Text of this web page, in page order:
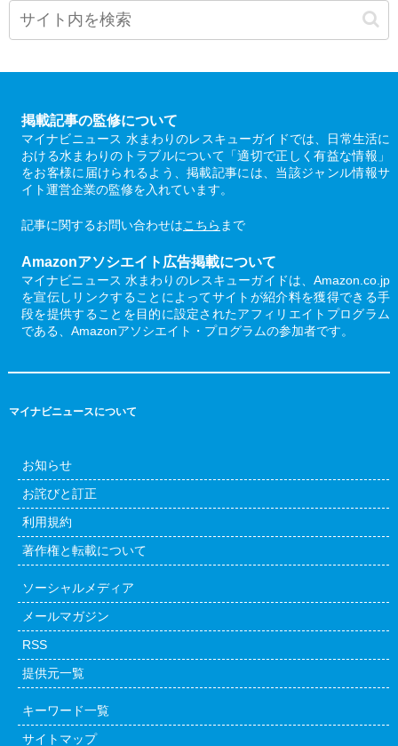
掲載記事の監修について
マイナビニュース 水まわりのレスキューガイドでは、日常生活に
おける水まわりのトラブルについて「適切で正しく有益な情報」
をお客様に届けられるよう、掲載記事には、当該ジャンル情報サ
イト運営企業の監修を入れています。
記事に関するお問い合わせはこちら まで
Amazonアソシエイト広告掲載について
マイナビニュース 水まわりのレスキューガイドは、Amazon.co.jp
を宣伝しリンクすることによってサイトが紹介料を獲得できる手
段を提供することを目的に設定されたアフィリエイトプログラム
である、Amazonアソシエイト・プログラムの参加者です。
マイナビニュースについて
お知らせ
お詫びと訂正
利用規約
著作権と転載について
ソーシャルメディア
メールマガジン
RSS
提供元一覧
キーワード一覧
サイトマップ